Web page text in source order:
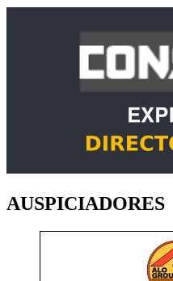
AUSPICIADORES